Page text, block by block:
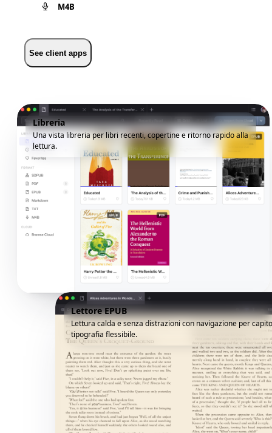
M4B
See client apps
Libreria
Una vista libreria per libri recenti, copertine e ritorno rapido alla
lettura.
Lettore EPUB
Lettura calda e senza distrazioni con navigazione per
tipografia flessibile.